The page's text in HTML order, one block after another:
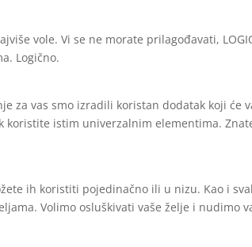
vole. Vi se ne morate prilagođavati,
Logično.
za vas smo izradili koristan dodatak koji će
koristite istim univerzalnim elementima.
ih koristiti pojedinačno ili u nizu. Kao i
Volimo osluškivati vaše želje i nudimo